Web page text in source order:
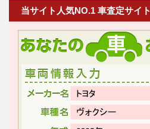
当サイト人気NO.1 車査定サイト